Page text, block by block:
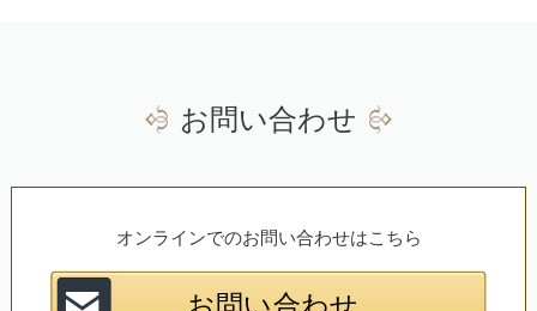
お問い合わせ
オンラインでのお問い合わせはこちら